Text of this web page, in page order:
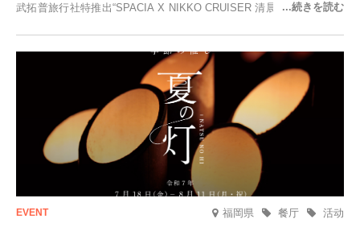
武拓普旅行社特推出“SPACIA X NIKKO CRUISER 清晨赏红叶之旅”，
福岡県 活动
餐厅